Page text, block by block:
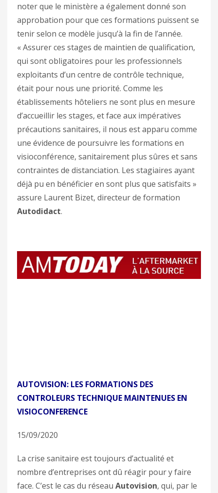
noter que le ministère a également donné son
approbation pour que ces formations puissent se
tenir selon ce modèle jusqu’à la fin de l’année.
« Assurer ces stages de maintien de qualification,
qui sont obligatoires pour les professionnels
exploitants d’un centre de contrôle technique,
était pour nous une priorité. Comme les
établissements hôteliers ne sont plus en mesure
d’accueillir les stages, et face aux impératives
précautions sanitaires, il nous est apparu comme
une évidence de poursuivre les formations en
visioconférence, sanitairement plus sûres et sans
contraintes de distanciation. Les stagiaires ayant
déjà pu en bénéficier en sont plus que satisfaits »
assure Laurent Bizet, directeur de formation
Autodidact.
AUTOVISION: LES FORMATIONS DES
CONTROLEURS TECHNIQUE MAINTENUES EN
VISIOCONFERENCE
15/09/2020
La crise sanitaire est toujours d’actualité et
nombre d’entreprises ont dû réagir pour y faire
face. C’est le cas du réseau Autovision, qui, par le